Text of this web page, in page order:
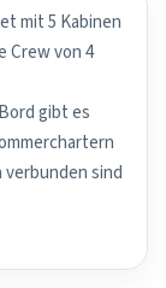
mit 5 Kabinen
Crew von 4
gibt es
sind